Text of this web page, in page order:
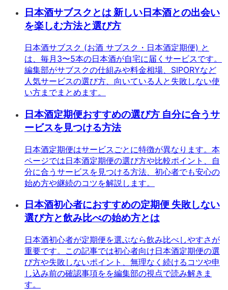
日本酒サブスクとは 新しい日本酒との出会い
を楽しむ方法と選び方
日本酒サブスク (お酒 サブスク・日本酒定期便) と
は、毎月3〜5本の日本酒が自宅に届くサービスです。
編集部がサブスクの仕組みや料金相場、SIPORYなど
人気サービスの選び方、向いている人と失敗しない使
い方までまとめます。
日本酒定期便おすすめの選び方 自分に合うサ
ービスを見つける方法
日本酒定期便はサービスごとに特徴が異なります。本
ページでは日本酒定期便の選び方や比較ポイント、自
分に合うサービスを見つける方法、初心者でも安心の
始め方や継続のコツを解説します。
日本酒初心者におすすめの定期便 失敗しない
選び方と飲み比べの始め方とは
日本酒初心者が定期便を選ぶなら飲み比べしやすさが
重要です。この記事では初心者向け日本酒定期便の選
び方や失敗しないポイント、無理なく続けるコツや申
し込み前の確認事項をを編集部の視点で読み解きま
す。